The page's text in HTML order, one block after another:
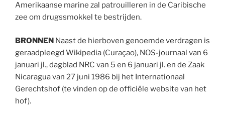
Amerikaanse marine zal patrouilleren in de Caribische
zee om drugssmokkel te bestrijden.
BRONNEN Naast de hierboven genoemde verdragen is
geraadpleegd Wikipedia (Curaçao), NOS-journaal van 6
januari jl., dagblad NRC van 5 en 6 januari jl. en de Zaak
Nicaragua van 27 juni 1986 bij het Internationaal
Gerechtshof (te vinden op de officiële website van het
hof).